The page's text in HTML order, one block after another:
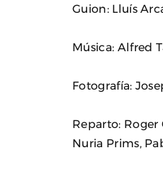
Guion: Lluís
Música: Alfred
Fotografía:
Reparto: Roger
Nuria Prims,